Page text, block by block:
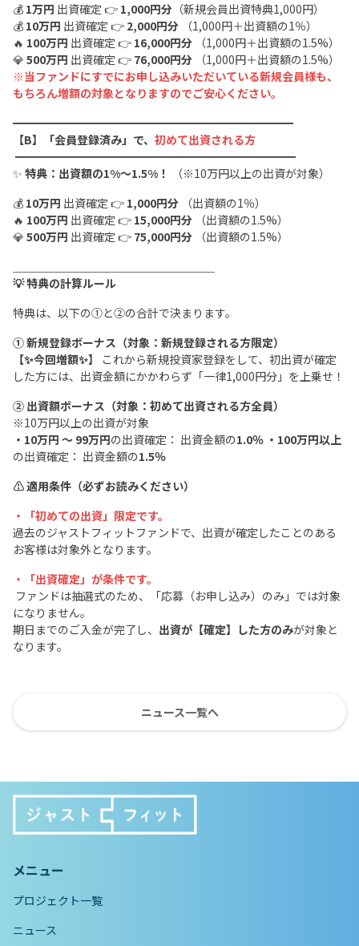
💰 1万円 出資確定 👉 1,000円分 （新規会員出資特典1,000円）
💰 10万円 出資確定 👉 2,000円分 （1,000円＋出資額の1％）
🔥 100万円 出資確定 👉 16,000円分 （1,000円＋出資額の1.5%）
💎 500万円 出資確定 👉 76,000円分 （1,000円＋出資額の1.5%）
※当ファンドにすでにお申し込みいただいている新規会員様も、
もちろん増額の対象となりますのでご安心ください。
━━━━━━━━━━━━━━━━━━━━━━━━━
【B】「会員登録済み」で、 初めて出資される方
━━━━━━━━━━━━━━━━━━━━━━━━━
✨ 特典：出資額の1%〜1.5%！
（※10万円以上の出資が対象）
💰 10万円 出資確定 👉 1,000円分 （出資額の1％）
🔥 100万円 出資確定 👉 15,000円分 （出資額の1.5%）
💎 500万円 出資確定 👉 75,000円分 （出資額の1.5%）
💡 特典の計算ルール
特典は、以下の①と②の合計で決まります。
① 新規登録ボーナス（対象：新規登録される方限定）
【✨今回増額✨】
これから新規投資家登録をして、初出資が確定
した方には、出資金額にかかわらず「一律1,000円分」を上乗せ！
② 出資額ボーナス（対象：初めて出資される方全員）
※10万円以上の出資が対象
・10万円 〜 99万円の出資確定： 出資金額の1.0％ ・100万円以上
の出資確定： 出資金額の1.5％
⚠️ 適用条件（必ずお読みください）
・「初めての出資」限定です。
過去のジャストフィットファンドで、出資が確定したことのある
お客様は対象外となります。
・「出資確定」が条件です。
ファンドは抽選式のため、「応募（お申し込み）のみ」では対象
になりません。
期日までのご入金が完了し、 出資が【確定】した方のみが対象と
なります。
ニュース一覧へ
メニュー
プロジェクト一覧
ニュース